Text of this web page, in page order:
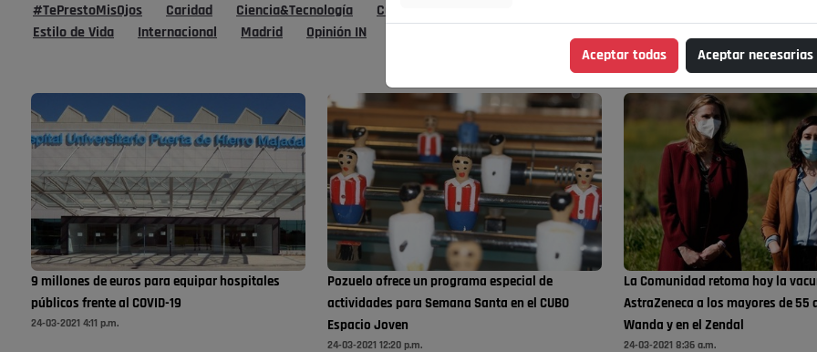
#TePrestoMisOjos Caridad Ciencia&Tecnología Cultura
Estilo de Vida
Internacional Madrid Opinión IN
9 millones de euros para equipar hospitales
públicos frente al COVID-19
24-03-2021 4:11 p.m.
Pozuelo ofrece un programa especial de
actividades para Semana Santa en el CUBO
Espacio Joven
24-03-2021 12:20 p.m.
La Comunidad retoma hoy la
AstraZeneca a los mayores de 55
Wanda y en el Zendal
24-03-2021 8:36 a.m.
Aceptar todas Aceptar necesarias